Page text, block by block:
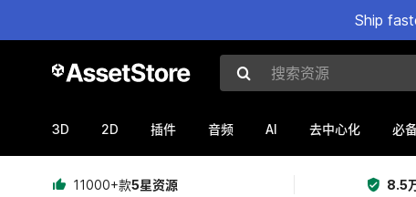
Ship
搜索资源
3D 2D 插件 音频 AI 去中心化 必
11000+款5星资源 8.5